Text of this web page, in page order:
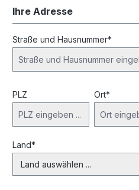
Ihre Adresse
Straße und Hausnummer*
PLZ Ort*
Land*